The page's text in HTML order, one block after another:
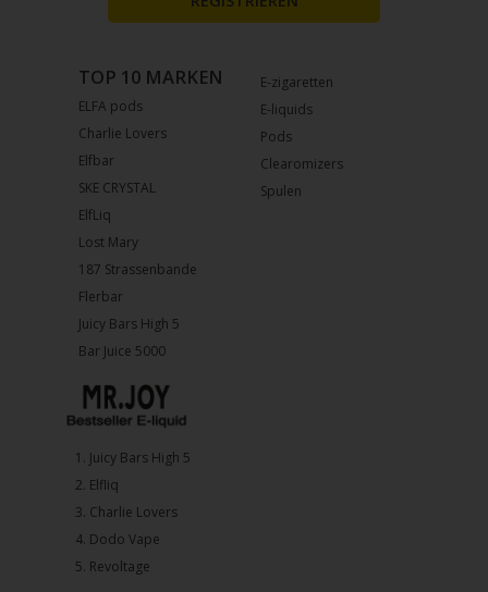
E-zigaretten
E-liquids
Pods
Clearomizers
Spulen
TOP 10 MARKEN
ELFA pods
Charlie Lovers
Elfbar
SKE CRYSTAL
ElfLiq
Lost Mary
187 Strassenbande
Flerbar
Juicy Bars High 5
Bar Juice 5000
1.⁠ ⁠Juicy Bars High 5
2.⁠ ⁠⁠Elfliq
3.⁠ ⁠⁠Charlie Lovers
4.⁠ ⁠⁠Dodo Vape
5. ⁠Revoltage